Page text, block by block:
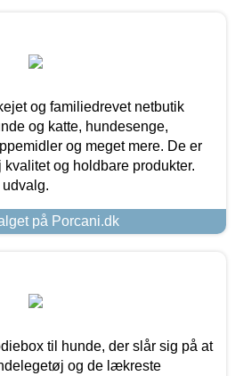
og familiedrevet netbutik
og katte, hundesenge,
og meget mere. De er
og holdbare produkter.
på Porcani.dk
til hunde, der slår sig på at
og de lækreste